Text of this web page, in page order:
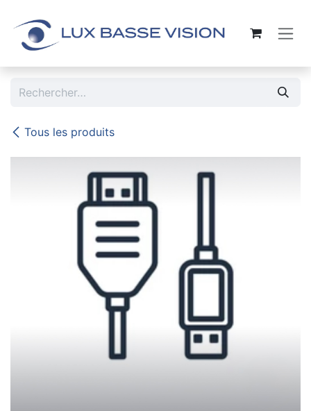
Tous les produits